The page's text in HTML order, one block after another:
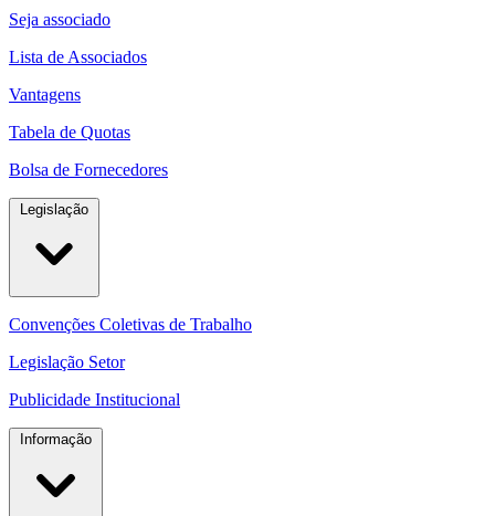
Seja associado
Lista de Associados
Vantagens
Tabela de Quotas
Bolsa de Fornecedores
Legislação
Convenções Coletivas de Trabalho
Legislação Setor
Publicidade Institucional
Informação